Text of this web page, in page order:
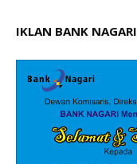
IKLAN BANK NAGARI